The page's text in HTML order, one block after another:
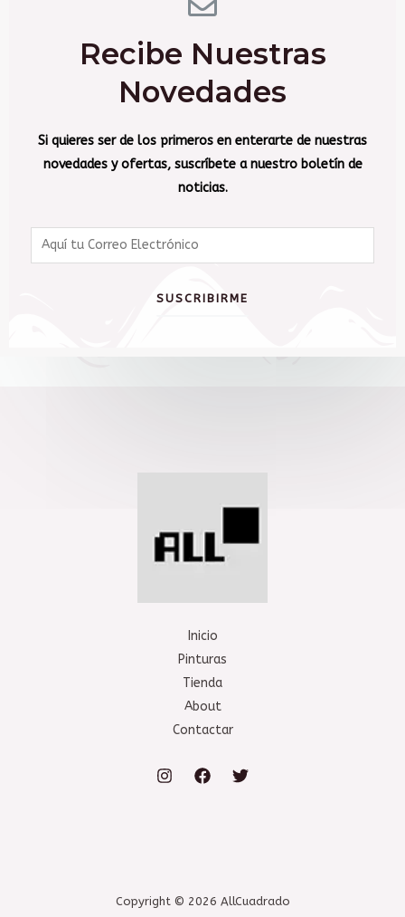
Recibe Nuestras
Novedades
Si quieres ser de los primeros en enterarte de nuestras
novedades y ofertas, suscríbete a nuestro boletín de
noticias.
SUSCRIBIRME
Inicio
Pinturas
Tienda
About
Contactar
Copyright © 2026 AllCuadrado